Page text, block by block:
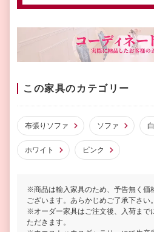
この家具のカテゴリー
布張りソファ ソファ
ホワイト ピンク
※商品は輸入家具のため、予告無く価
ございます。あらかじめご了承下さい。
※オーダー家具はご注文後、入荷まで
ただきます。